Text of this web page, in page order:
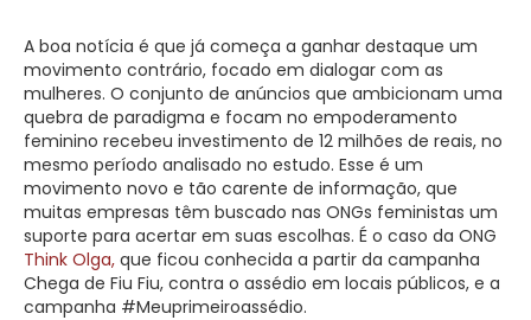
A boa notícia é que já começa a ganhar destaque um
movimento contrário, focado em dialogar com as
mulheres. O conjunto de anúncios que ambicionam uma
quebra de paradigma e focam no empoderamento
feminino recebeu investimento de 12 milhões de reais, no
mesmo período analisado no estudo. Esse é um
movimento novo e tão carente de informação, que
muitas empresas têm buscado nas ONGs feministas um
suporte para acertar em suas escolhas. É o caso da ONG
Think Olga, que ficou conhecida a partir da campanha
Chega de Fiu Fiu, contra o assédio em locais públicos, e a
campanha #Meuprimeiroassédio.